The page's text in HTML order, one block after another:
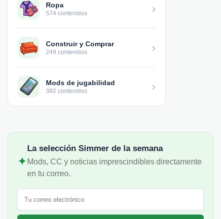
Ropa
574 contenidos ›
Construir y Comprar
249 contenidos ›
Mods de jugabilidad
392 contenidos ›
✦
La selección Simmer de la semana
Mods, CC y noticias imprescindibles directamente
en tu correo.
Correo electrónico